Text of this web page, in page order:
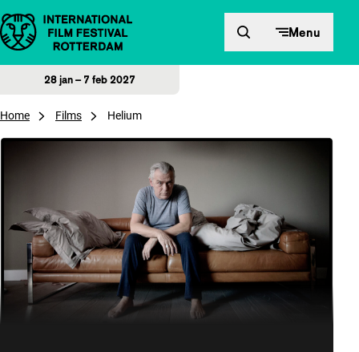
Direct naar inhoud Menu
28 jan – 7 feb 2027
Home Films Helium